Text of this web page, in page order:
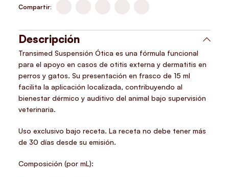
Compartir:
Descripción
Transimed Suspensión Ótica es una fórmula funcional
para el apoyo en casos de otitis externa y dermatitis en
perros y gatos. Su presentación en frasco de 15 ml
facilita la aplicación localizada, contribuyendo al
bienestar dérmico y auditivo del animal bajo supervisión
veterinaria.
Uso exclusivo bajo receta. La receta no debe tener más
de 30 días desde su emisión.
Composición (por mL):